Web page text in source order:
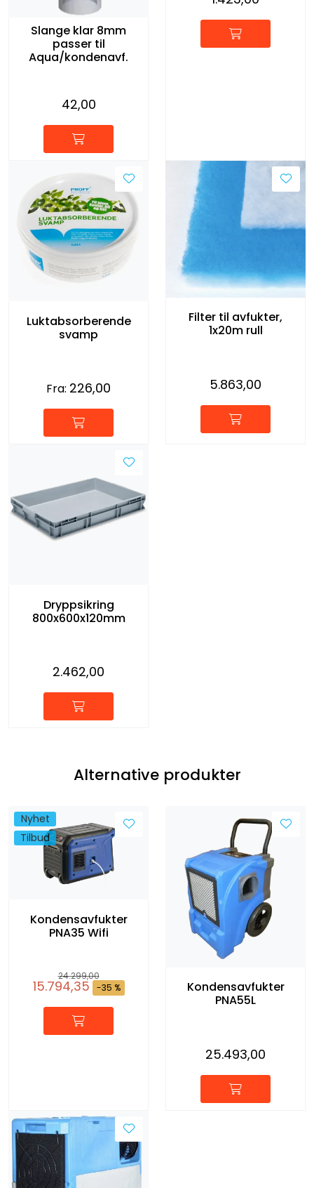
Slange klar 8mm
passer til
Aqua/kondenavf.
42,00
Luktabsorberende
svamp
Fra: 226,00
Filter til avfukter,
1x20m rull
5.863,00
Dryppsikring
800x600x120mm
2.462,00
Alternative produkter
Nyhet
Tilbud
Kondensavfukter
PNA35 Wifi
24.299,00
15.794,35 -35 %
Kondensavfukter
PNA55L
25.493,00